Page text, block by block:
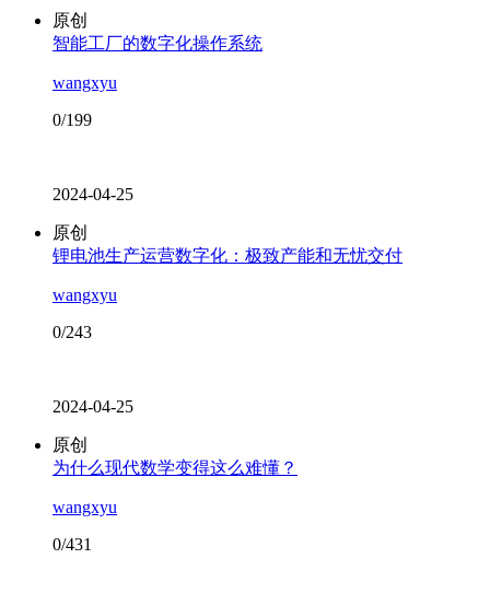
原创
智能工厂的数字化操作系统
wangxyu
0/199
2024-04-25
原创
锂电池生产运营数字化：极致产能和无忧交付
wangxyu
0/243
2024-04-25
原创
为什么现代数学变得这么难懂？
wangxyu
0/431